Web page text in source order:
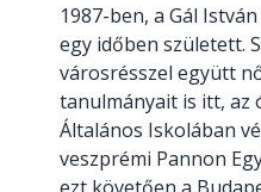
1987-ben, a Gál
egy időben született.
városrésszel együtt
tanulmányait is itt, az
Általános Iskolában
veszprémi Pannon
ezt követően a